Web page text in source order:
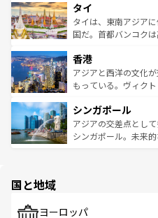
リティに包まれなが
わ
覧を参照してほしい。
急速な発展と共に伝
ーチミン市のフラン
醸し出している。ま
とつ。フォーやバイ
ひ現地で味わいたい
が旅行者を迎えてく
参照してほしい。
タイ
タイは、東南アジア
国だ。首都バンコク
の活気が交差してい
帯で自然と触れ合い
いビーチでリゾート
激する。気候は一年
が待っている。親し
た文化、そして多様
香港
アジアと西洋の文化
もっている。ヴィク
み、どこを訪れても
ており、効率よく見
うな絶景から文化的
シンガポール
アジアの交差点とし
シンガポール。未来
で、ホーカーズは地
国と地域
ヨーロッパ